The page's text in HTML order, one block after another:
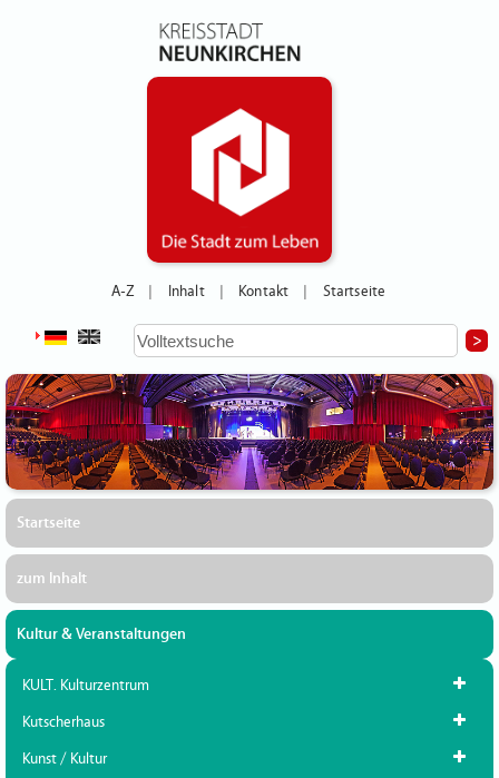
A-Z Inhalt Kontakt Startseite
Startseite
zum Inhalt
Kultur & Veranstaltungen
KULT. Kulturzentrum
Kutscherhaus
Kunst / Kultur